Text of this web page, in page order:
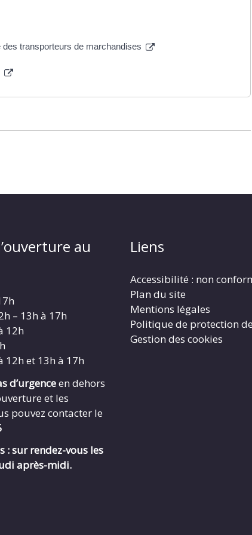
transporteurs de marchandises
au
– 13h à 17h
12h
12h et 13h à 17h
d’urgenceen dehors
et les
pouvez contacter le
: sur rendez-vous les
après-midi.
Liens
Accessibilité : non
Plan du site
Mentions légales
Politique de protection
Gestion des cookies